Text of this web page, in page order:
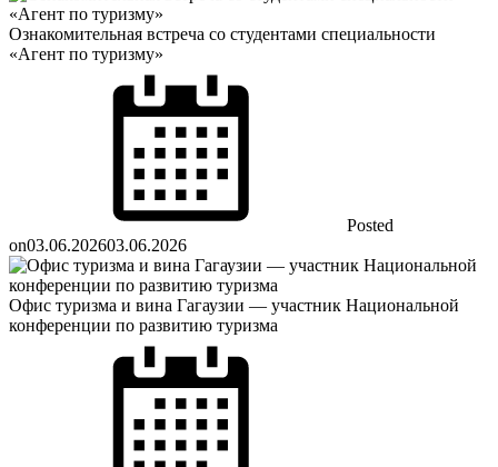
Ознакомительная встреча со студентами специальности
«Агент по туризму»
Posted
on03.06.202603.06.2026
Офис туризма и вина Гагаузии — участник Национальной
конференции по развитию туризма